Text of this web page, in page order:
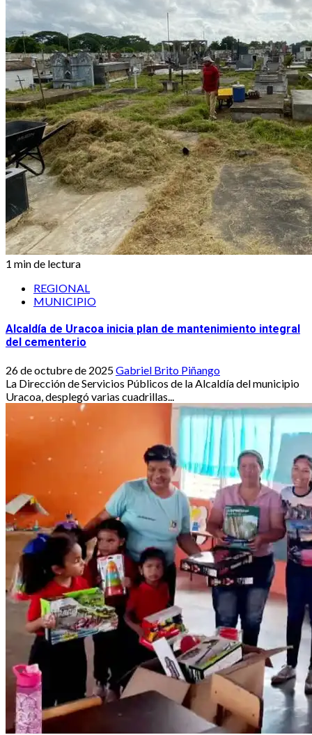
1 min de lectura
REGIONAL
MUNICIPIO
Alcaldía de Uracoa inicia plan de mantenimiento integral
del cementerio
26 de octubre de 2025Gabriel Brito Piñango
La Dirección de Servicios Públicos de la Alcaldía del municipio
Uracoa, desplegó varias cuadrillas...